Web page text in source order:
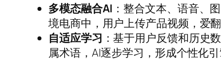
多模态融合AI ：整合文本、语音、
境电商中，用户上传产品视频，爱
自适应学习 ：基于用户反馈和历史
属术语，AI逐步学习，形成个性化引